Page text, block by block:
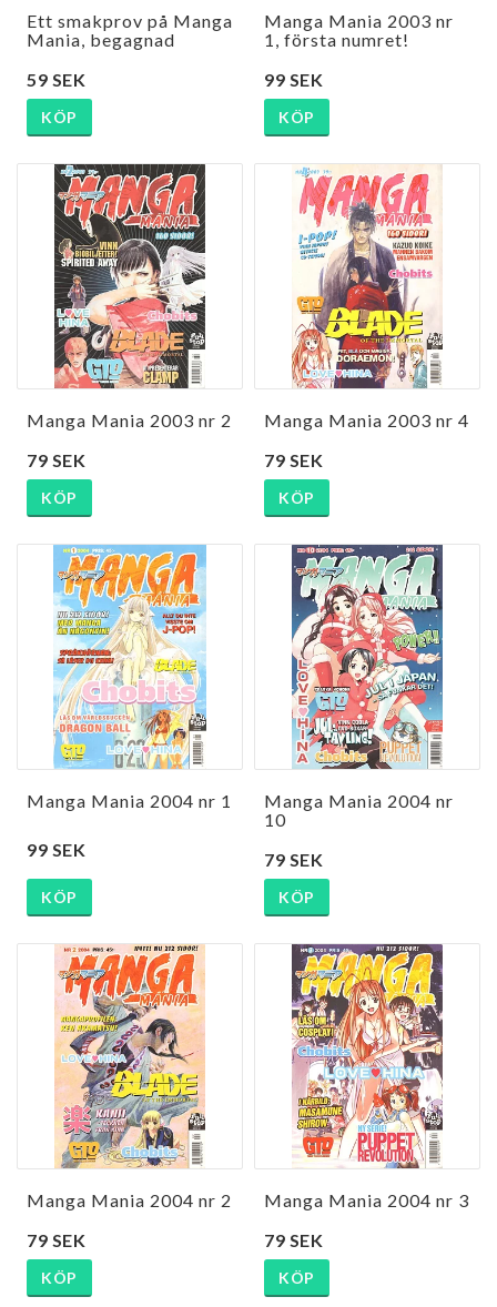
Ett smakprov på Manga
Mania, begagnad
59 SEK
KÖP
Manga Mania 2003 nr
1, första numret!
99 SEK
KÖP
Manga Mania 2003 nr 2
79 SEK
KÖP
Manga Mania 2003 nr 4
79 SEK
KÖP
Manga Mania 2004 nr 1
99 SEK
KÖP
Manga Mania 2004 nr
10
79 SEK
KÖP
Manga Mania 2004 nr 2
79 SEK
KÖP
Manga Mania 2004 nr 3
79 SEK
KÖP